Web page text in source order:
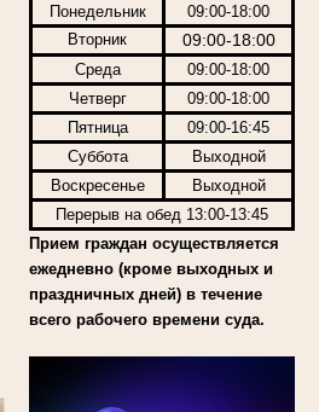
Понедельник
09:00-18:00
Вторник
09:00-18:00
Среда
09:00-18:00
Четверг
09:00-18:00
Пятница
09:00-16:45
Суббота
Выходной
Воскресенье
Выходной
Перерыв на обед 13:00-13:45
Прием граждан осуществляется
ежедневно (кроме выходных и
праздничных дней) в течение
всего рабочего времени суда.